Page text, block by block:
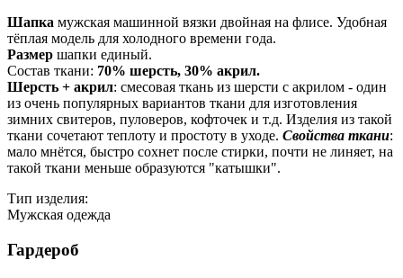
Шапка мужская машинной вязки двойная на флисе. Удобная
тёплая модель для холодного времени года.
Размер шапки единый.
Состав ткани: 70% шерсть, 30% акрил.
Шерсть + акрил: смесовая ткань из шерсти с акрилом - один
из очень популярных вариантов ткани для изготовления
зимних свитеров, пуловеров, кофточек и т.д. Изделия из такой
ткани сочетают теплоту и простоту в уходе. Свойства ткани:
мало мнётся, быстро сохнет после стирки, почти не линяет, на
такой ткани меньше образуются "катышки".
Тип изделия:
Мужская одежда
Гардероб